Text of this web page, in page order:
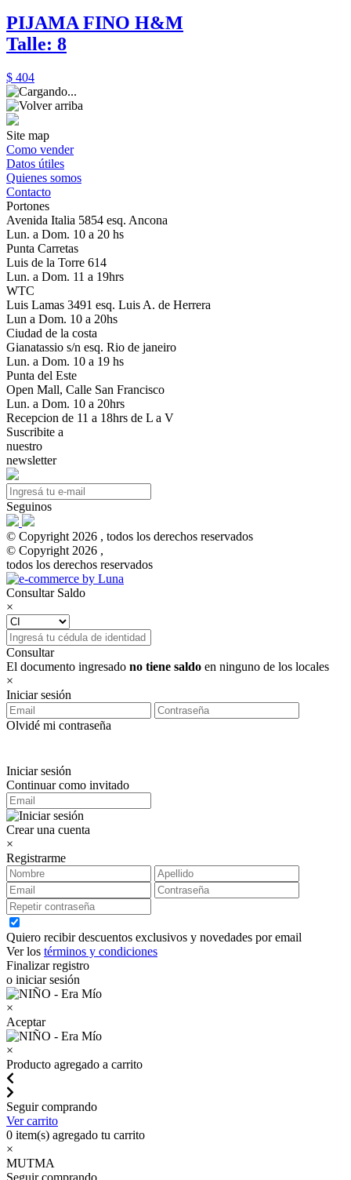
PIJAMA FINO H&M
Talle: 8
$ 404
Site map
Como vender
Datos útiles
Quienes somos
Contacto
Portones
Avenida Italia 5854 esq. Ancona
Lun. a Dom. 10 a 20 hs
Punta Carretas
Luis de la Torre 614
Lun. a Dom. 11 a 19hrs
WTC
Luis Lamas 3491 esq. Luis A. de Herrera
Lun a Dom. 10 a 20hs
Ciudad de la costa
Gianatassio s/n esq. Rio de janeiro
Lun. a Dom. 10 a 19 hs
Punta del Este
Open Mall, Calle San Francisco
Lun. a Dom. 10 a 20hrs
Recepcion de 11 a 18hrs de L a V
Suscribite a
nuestro
newsletter
Seguinos
© Copyright 2026 , todos los derechos reservados
© Copyright 2026 ,
todos los derechos reservados
Consultar Saldo
×
Consultar
El documento ingresado no tiene saldo en ninguno de los locales
×
Iniciar sesión
Olvidé mi contraseña
Iniciar sesión
Continuar como invitado
Crear una cuenta
×
Registrarme
Quiero recibir descuentos exclusivos y novedades por email
Ver los términos y condiciones
Finalizar registro
o iniciar sesión
×
Aceptar
×
Producto agregado a carrito
Seguir comprando
Ver carrito
0 item(s) agregado tu carrito
×
MUTMA